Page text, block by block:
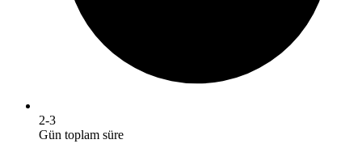
2-3
Gün toplam süre